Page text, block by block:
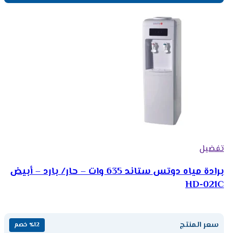
تفضيل
برادة مياه دوتس ستاند 635 وات – حار/ بارد – أبيض
HD-021C
سعر المنتج ٪12 خصم